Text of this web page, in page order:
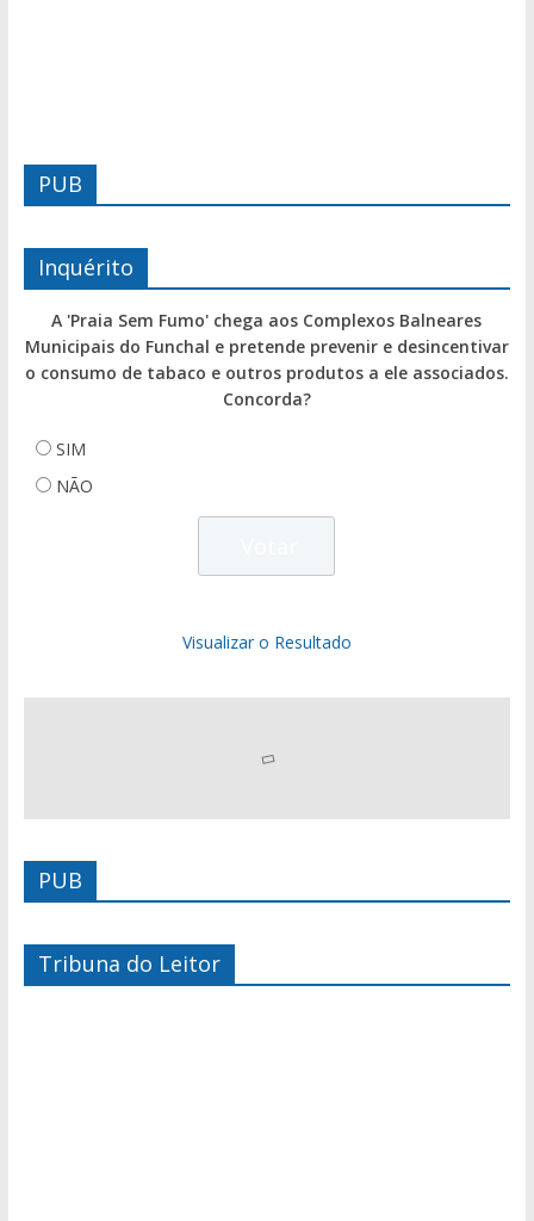
PUB
Inquérito
A 'Praia Sem Fumo' chega aos Complexos Balneares
Municipais do Funchal e pretende prevenir e desincentivar
o consumo de tabaco e outros produtos a ele associados.
Concorda?
SIM
NÃO
Visualizar o Resultado
PUB
Tribuna do Leitor